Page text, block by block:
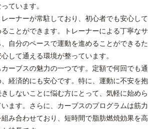
ています。
ーナーが常駐しており、初心者でも安心して
ることができます。トレーナーによる丁寧なサ
自分のペースで運動を進めることができるた
して通える環境が整っています。
ーブスの魅力の一つです。定額で何回でも通
経済的にも安心です。特に、運動に不安を抱
しないことに悩む方にとって、気軽に始めら
ます。さらに、カーブスのプログラムは筋力
み合わせており、短時間で脂肪燃焼効果を高